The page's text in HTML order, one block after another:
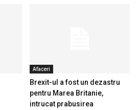
Afaceri
Brexit-ul a fost un dezastru
pentru Marea Britanie,
intrucat prabusirea